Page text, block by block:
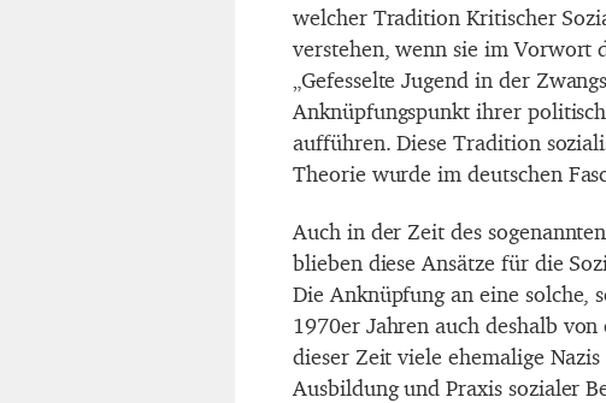
welcher Tradition Kritischer
verstehen, wenn sie im Vorwort
„Gefesselte Jugend in der
Anknüpfungspunkt ihrer
aufführen. Diese Tradition
Theorie wurde im deutschen
Auch in der Zeit des
blieben diese Ansätze für die
Die Anknüpfung an eine solche,
1970er Jahren auch deshalb
dieser Zeit viele ehemalige
Ausbildung und Praxis sozialer